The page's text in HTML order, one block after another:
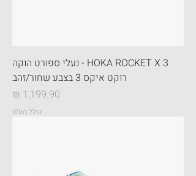
HOKA ROCKET X 3 - נעלי ספורט הוקה
רוקט איקס 3 בצבע שחור/זהב
מחיר
כולל מע״מ